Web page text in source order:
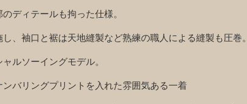
ディテールも拘った仕様。
、袖口と裾は天地縫製など熟練の職人による縫製も圧巻。
ルソーイングモデル。
バリングプリントを入れた雰囲気ある一着